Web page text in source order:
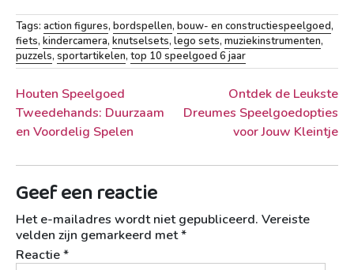
Tags: action figures, bordspellen, bouw- en constructiespeelgoed,
fiets, kindercamera, knutselsets, lego sets, muziekinstrumenten,
puzzels, sportartikelen, top 10 speelgoed 6 jaar
Berichtnavigatie
Houten Speelgoed
Tweedehands: Duurzaam
en Voordelig Spelen
Ontdek de Leukste
Dreumes Speelgoedopties
voor Jouw Kleintje
Geef een reactie
Het e-mailadres wordt niet gepubliceerd. Vereiste
velden zijn gemarkeerd met*
Reactie*